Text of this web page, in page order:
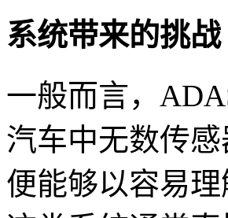
系统带来的挑战
一般而言，
汽车中无数传
便能够以容易